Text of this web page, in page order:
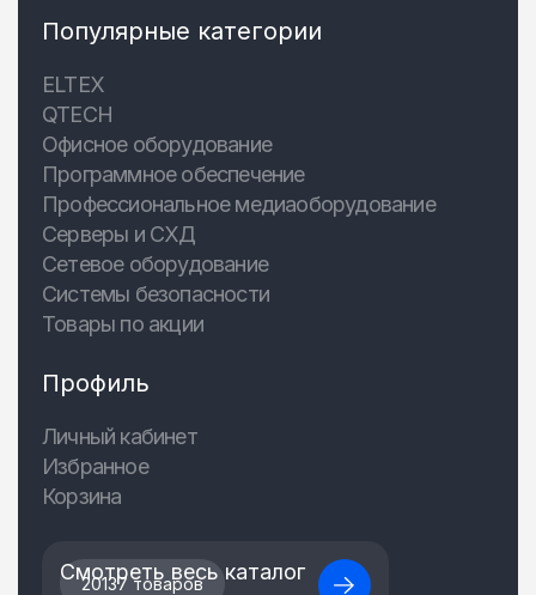
Популярные категории
ELTEX
QTECH
Офисное оборудование
Программное обеспечение
Профессиональное медиаоборудование
Серверы и СХД
Сетевое оборудование
Системы безопасности
Товары по акции
Профиль
Личный кабинет
Избранное
Корзина
20137 товаров
Смотреть весь каталог